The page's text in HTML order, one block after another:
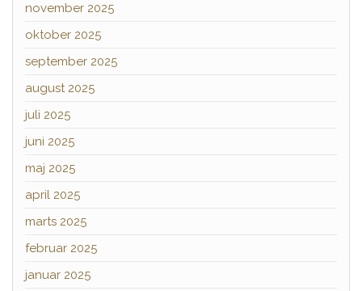
november 2025
oktober 2025
september 2025
august 2025
juli 2025
juni 2025
maj 2025
april 2025
marts 2025
februar 2025
januar 2025